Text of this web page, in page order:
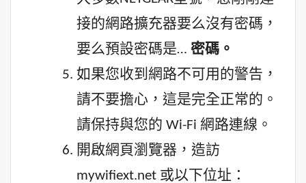
接的網路擴充器要么沒有密碼，
要么預設密碼是… 密碼。
如果您收到網路不可用的警告，
請不要擔心，這是完全正常的。
請保持與您的 Wi-Fi 網路連線。
開啟網頁瀏覽器，造訪
mywifiext.net 或以下位址：